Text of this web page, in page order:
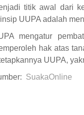
titik awal dari
UUPA adalah
mengatur
hak atas
UUPA,
SuakaOnline